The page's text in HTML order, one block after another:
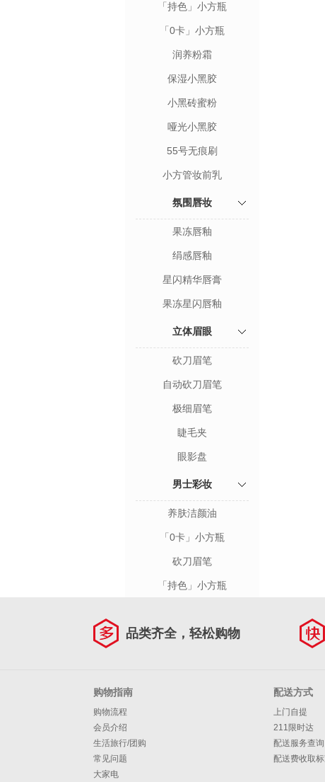
「持色」小方瓶
「0卡」小方瓶
润养粉霜
保湿小黑胶
小黑砖蜜粉
哑光小黑胶
55号无痕刷
小方管妆前乳
氛围唇妆
果冻唇釉
绢感唇釉
星闪精华唇膏
果冻星闪唇釉
立体眉眼
砍刀眉笔
自动砍刀眉笔
极细眉笔
睫毛夹
眼影盘
男士彩妆
养肤洁颜油
「0卡」小方瓶
砍刀眉笔
「持色」小方瓶
品类齐全，轻松购物
购物指南
购物流程
会员介绍
生活旅行/团购
常见问题
大家电
配送方式
上门自提
211限时达
配送服务查询
配送费收取